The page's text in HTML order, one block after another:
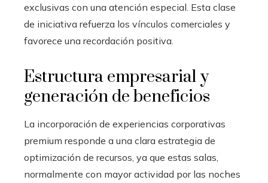
exclusivas con una atención especial. Esta clase
de iniciativa refuerza los vínculos comerciales y
favorece una recordación positiva.
Estructura empresarial y
generación de beneficios
La incorporación de experiencias corporativas
premium responde a una clara estrategia de
optimización de recursos, ya que estas salas,
normalmente con mayor actividad por las noches